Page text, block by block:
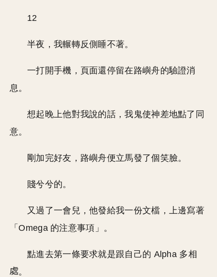
12
半夜，我輾轉反側睡不著。
一打開手機，頁面還停留在路嶼舟的驗證消
息。
想起晚上他對我說的話，我鬼使神差地點了同
意。
剛加完好友，路嶼舟便立馬發了個笑臉。
賤兮兮的。
又過了一會兒，他發給我一份文檔，上邊寫著
「Omega 的注意事項」。
點進去第一條要求就是跟自己的 Alpha 多相
。